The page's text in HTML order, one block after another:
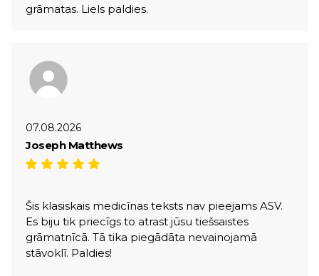
grāmatas. Liels paldies.
07.08.2026
Joseph Matthews
Šis klasiskais medicīnas teksts nav pieejams ASV.
Es biju tik priecīgs to atrast jūsu tiešsaistes
grāmatnīcā. Tā tika piegādāta nevainojamā
stāvoklī. Paldies!